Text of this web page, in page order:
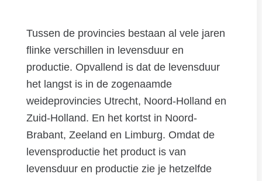
Tussen de provincies bestaan al vele jaren
flinke verschillen in levensduur en
productie. Opvallend is dat de levensduur
het langst is in de zogenaamde
weideprovincies Utrecht, Noord-Holland en
Zuid-Holland. En het kortst in Noord-
Brabant, Zeeland en Limburg. Omdat de
levensproductie het product is van
levensduur en productie zie je hetzelfde